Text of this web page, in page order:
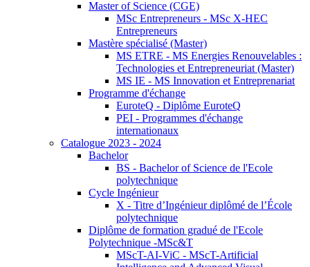
Master of Science (CGE)
MSc Entrepreneurs - MSc X-HEC
Entrepreneurs
Mastère spécialisé (Master)
MS ETRE - MS Energies Renouvelables :
Technologies et Entrepreneuriat (Master)
MS IE - MS Innovation et Entreprenariat
Programme d'échange
EuroteQ - Diplôme EuroteQ
PEI - Programmes d'échange
internationaux
Catalogue 2023 - 2024
Bachelor
BS - Bachelor of Science de l'Ecole
polytechnique
Cycle Ingénieur
X - Titre d’Ingénieur diplômé de l’École
polytechnique
Diplôme de formation gradué de l'Ecole
Polytechnique -MSc&T
MScT-AI-ViC - MScT-Artificial